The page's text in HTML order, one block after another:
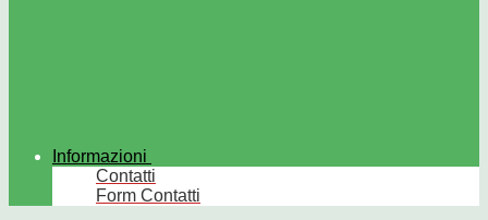
Informazioni
Contatti
Form Contatti